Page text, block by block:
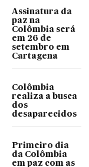
Assinatura da
paz na
Colômbia será
em 26 de
setembro em
Cartagena
Colômbia
realiza a busca
dos
desaparecidos
Primeiro dia
da Colômbia
em paz com as